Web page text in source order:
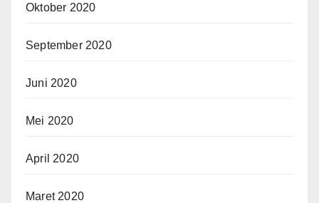
Oktober 2020
September 2020
Juni 2020
Mei 2020
April 2020
Maret 2020